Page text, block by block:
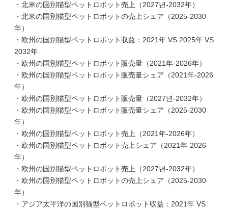
・北米の国別猫型ペットロボット売上（2027년-2032年）
・北米の国別猫型ペットロボットの売上シェア（2025-2030
年）
・欧州の国別猫型ペットロボット収益：2021年 VS 2025年 VS
2032年
・欧州の国別猫型ペットロボット販売量（2021年-2026年）
・欧州の国別猫型ペットロボット販売量シェア（2021年-2026
年）
・欧州の国別猫型ペットロボット販売量（2027년-2032年）
・欧州の国別猫型ペットロボット販売量シェア（2025-2030
年）
・欧州の国別猫型ペットロボット売上（2021年-2026年）
・欧州の国別猫型ペットロボット売上シェア（2021年-2026
年）
・欧州の国別猫型ペットロボット売上（2027년-2032年）
・欧州の国別猫型ペットロボットの売上シェア（2025-2030
年）
・アジア太平洋の国別猫型ペットロボット収益：2021年 VS